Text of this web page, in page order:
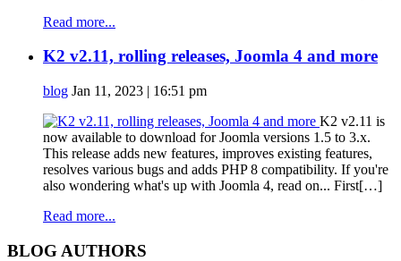
Read more...
K2 v2.11, rolling releases, Joomla 4 and more
blog Jan 11, 2023 | 16:51 pm
K2 v2.11 is
now available to download for Joomla versions 1.5 to 3.x.
This release adds new features, improves existing features,
resolves various bugs and adds PHP 8 compatibility. If you're
also wondering what's up with Joomla 4, read on... First[…]
Read more...
BLOG AUTHORS